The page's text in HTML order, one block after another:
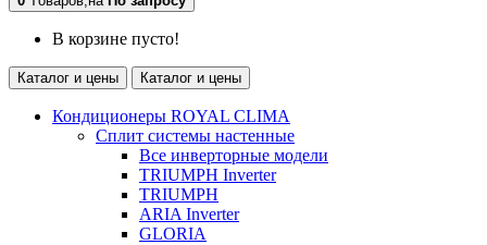
В корзине пусто!
Каталог и цены Каталог и цены
Кондиционеры ROYAL CLIMA
Сплит системы настенные
Все инверторные модели
TRIUMPH Inverter
TRIUMPH
ARIA Inverter
GLORIA